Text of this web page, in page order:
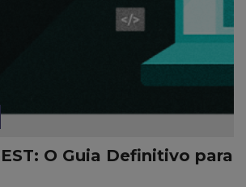
O Guia Definitivo para